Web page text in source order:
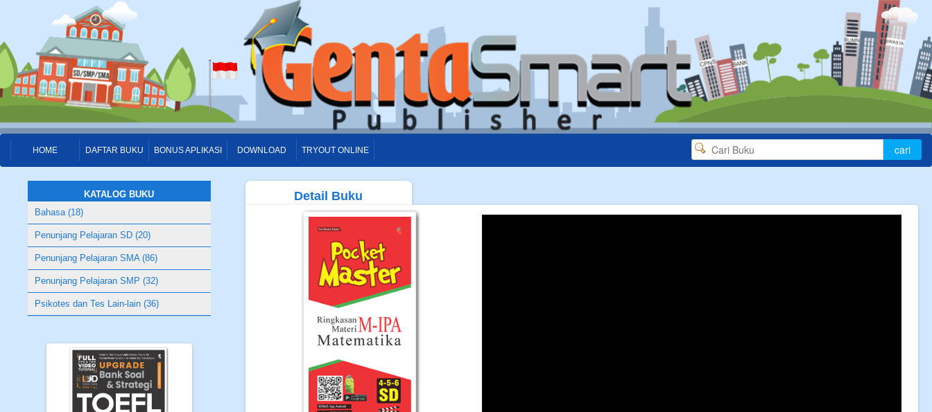
HOME DAFTAR BUKU BONUS APLIKASI DOWNLOAD TRYOUT ONLINE
KATALOG BUKU
Bahasa (18)
Penunjang Pelajaran SD (20)
Penunjang Pelajaran SMA (86)
Penunjang Pelajaran SMP (32)
Psikotes dan Tes Lain-lain (36)
Detail Buku